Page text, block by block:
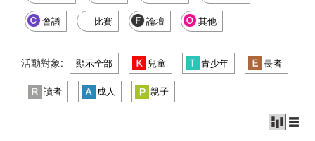
會議 比賽 論壇 其他
活動對象: 顯示全部 兒童 青少年 長者
讀者 成人 親子